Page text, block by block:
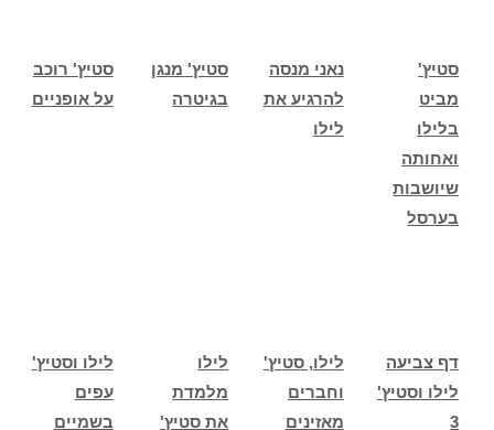
סטיץ' רוכב
על אופניים
סטיץ' מנגן
בגיטרה
נאני מנסה
להרגיע את
לילו
סטיץ'
מביט
בלילו
ואחותה
שיושבות
בערסל
לילו וסטיץ'
עפים
בשמיים
לילו
מלמדת
את סטיץ'
לילו, סטיץ'
וחברים
מאזינים
דף צביעה
לילו וסטיץ'
3